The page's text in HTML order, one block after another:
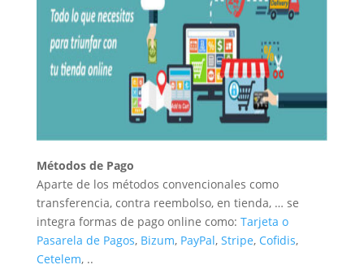
Métodos de Pago
Aparte de los métodos convencionales como
transferencia, contra reembolso, en tienda, … se
integra formas de pago online como: Tarjeta o
Pasarela de Pagos, Bizum, PayPal, Stripe, Cofidis,
Cetelem, ..